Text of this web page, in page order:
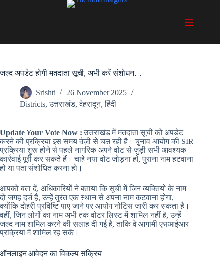
जल्द अपडेट होगी मतदाता सूची, अभी करें संशोधन…
Srishti
26 November 2025
Districts,उत्तराखंड,देहरादून,हिंदी
Update Your Vote Now : उत्तराखंड में मतदाता सूची को अपडेट
करने की प्रक्रिया इस समय तेज़ी से चल रही है। चुनाव आयोग की SIR
प्रक्रिया शुरू होने से पहले नागरिक अपने वोट से जुड़ी सभी आवश्यक
कार्रवाई पूरी कर सकते हैं। चाहे नया वोट जोड़ना हो, पुराना नाम हटवाना
हो या पता संशोधित करना हो।
आपको बता दें, अधिकारियों ने बताया कि सूची में जिन व्यक्तियों के नाम
दो जगह दर्ज हैं, उन्हें तुरंत एक स्थान से अपना नाम कटवाना होगा,
क्योंकि दोहरी प्रविष्टि पाए जाने पर आयोग नोटिस जारी कर सकता है।
वहीं, जिन लोगों का नाम अभी तक वोटर लिस्ट में शामिल नहीं है, उन्हें
जल्द नाम शामिल करने की सलाह दी गई है, ताकि वे आगामी एसआईआर
प्रक्रिया में शामिल रह सकें।
ऑनलाइन आवेदन का विकल्प सक्रिय